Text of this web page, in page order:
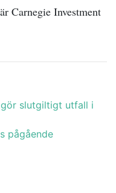
Carnegie Investment
slutgiltigt utfall i
pågående